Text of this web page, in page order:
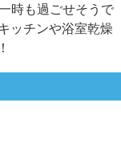
時も過ごせそうで
ッチンや浴室乾燥